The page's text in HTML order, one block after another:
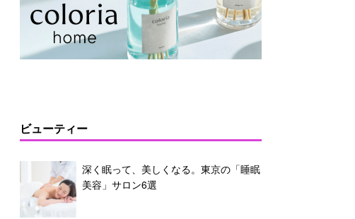
ビューティー
深く眠って、美しくなる。東京の「睡眠
美容」サロン6選